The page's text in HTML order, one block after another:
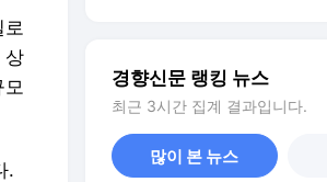
로
상
모
.
경향신문 랭킹 뉴스
최근 3시간 집계 결과입니다.
많이 본 뉴스